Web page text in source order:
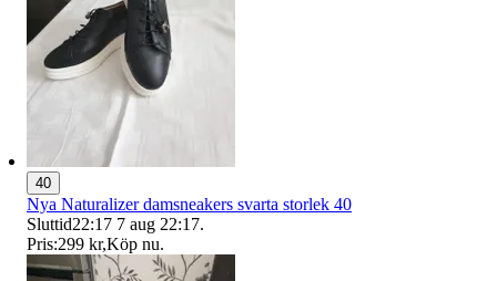
40
Nya Naturalizer damsneakers svarta storlek 40
Sluttid22:17 7 aug 22:17.
Pris:299 kr,Köp nu.